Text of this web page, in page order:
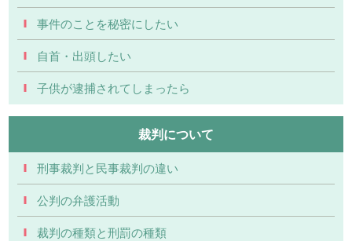
事件のことを秘密にしたい
自首・出頭したい
子供が逮捕されてしまったら
裁判について
刑事裁判と民事裁判の違い
公判の弁護活動
裁判の種類と刑罰の種類